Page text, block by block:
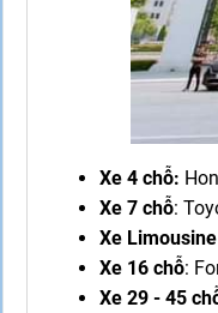
Xe 4 chỗ:
Xe 7 chỗ:
Xe
Xe 16 chỗ:
Xe 29 - 45